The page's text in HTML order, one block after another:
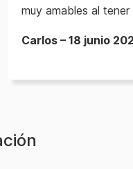
muy amables al
Carlos – 18 junio